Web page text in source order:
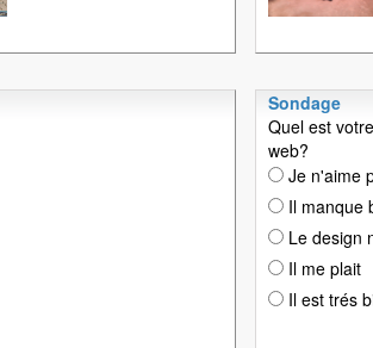
Sondage
Quel est
web?
Je n'aime
Il manque
Le design
Il me plait
Il est trés